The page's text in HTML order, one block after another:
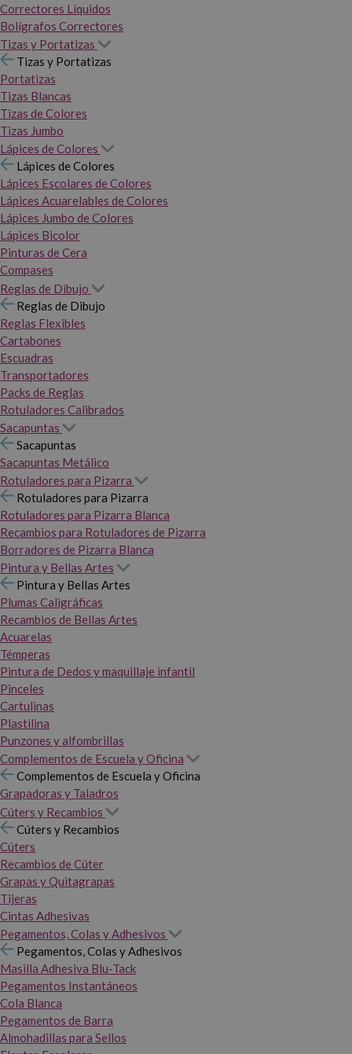
Correctores Líquidos
Bolígrafos Correctores
Tizas y Portatizas
Tizas y Portatizas
Portatizas
Tizas Blancas
Tizas de Colores
Tizas Jumbo
Lápices de Colores
Lápices de Colores
Lápices Escolares de Colores
Lápices Acuarelables de Colores
Lápices Jumbo de Colores
Lápices Bicolor
Pinturas de Cera
Compases
Reglas de Dibujo
Reglas de Dibujo
Reglas Flexibles
Cartabones
Escuadras
Transportadores
Packs de Reglas
Rotuladores Calibrados
Sacapuntas
Sacapuntas
Sacapuntas Metálico
Rotuladores para Pizarra
Rotuladores para Pizarra
Rotuladores para Pizarra Blanca
Recambios para Rotuladores de Pizarra
Borradores de Pizarra Blanca
Pintura y Bellas Artes
Pintura y Bellas Artes
Plumas Caligráficas
Recambios de Bellas Artes
Acuarelas
Témperas
Pintura de Dedos y maquillaje infantil
Pinceles
Cartulinas
Plastilina
Punzones y alfombrillas
Complementos de Escuela y Oficina
Complementos de Escuela y Oficina
Grapadoras y Taladros
Cúters y Recambios
Cúters y Recambios
Cúters
Recambios de Cúter
Grapas y Quitagrapas
Tijeras
Cintas Adhesivas
Pegamentos, Colas y Adhesivos
Pegamentos, Colas y Adhesivos
Masilla Adhesiva Blu-Tack
Pegamentos Instantáneos
Cola Blanca
Pegamentos de Barra
Almohadillas para Sellos